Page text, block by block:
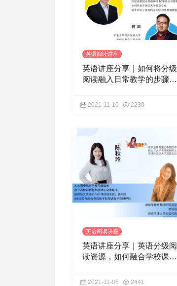
英语阅读讲座
英语讲座分享｜如何将分级
阅读融入日常教学的步骤与
2021-11-10 2230
英语阅读讲座
英语讲座分享｜英语分级阅
读资源，如何融合学校课
2021-11-05 2441